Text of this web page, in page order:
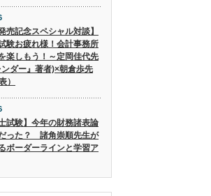
売記念スペシャル対談】
験お疲れ様！会計事務所
楽しもう！～定岡佳代先
ダー』著者)×朝倉歩先
）
試験】今年の財務諸表論
った？ 諸角崇順先生が
ボーダーラインと学習ア